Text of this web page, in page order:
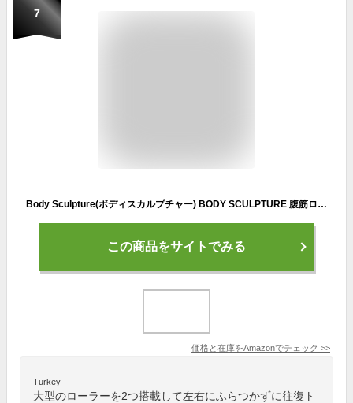
7
Body Sculpture(ボディスカルプチャー) BODY SCULPTURE 腹筋ローラー パワーローラーコア レッド 引き起しアシスト機能搭載 高密度マット付き 大型ローラー アブトレーニング TKS71HM019
この商品をサイトでみる
価格と在庫をAmazonでチェック >>
Turkey
大型のローラーを2つ搭載して左右にふらつかずに往復ト